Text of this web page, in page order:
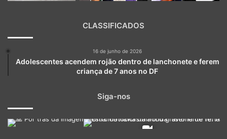
CLASSIFICADOS
16 de junho de 2026
Adolescentes acendem rojão dentro de lanchonete e ferem
criança de 7 anos no DF
Siga-nos